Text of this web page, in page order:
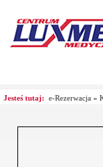
Jesteś tutaj: e-Rezerwacja »